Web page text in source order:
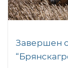
Завершен